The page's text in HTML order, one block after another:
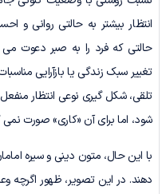
انتظار بیشتر به حالتی روانی و
حالتی که فرد را به صبر دعوت می
تغییر سبک زندگی یا بازآرایی
تلقی، شکل گیری نوعی انتظار
شود، اما برای آن «کاری» صورت نمی
با این حال، متون دینی و سیره
دهند. در این تصویر، ظهور اگرچه